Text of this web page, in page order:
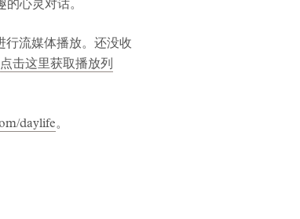
心灵对话。
行流媒体播放。还没收
点击这里获取播放列
daylife。